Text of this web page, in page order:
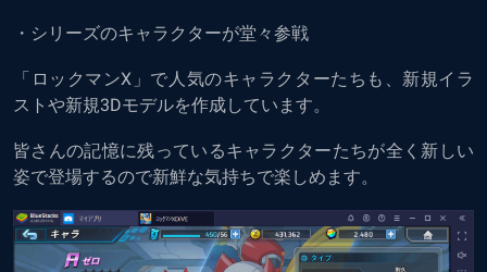
・シリーズのキャラクターが堂々参戦
「ロックマンX」で人気のキャラクターたちも、新規イラ
ストや新規3Dモデルを作成しています。
皆さんの記憶に残っているキャラクターたちが全く新しい
姿で登場するので新鮮な気持ちで楽しめます。